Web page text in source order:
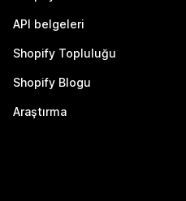
API belgeleri
Shopify Topluluğu
Shopify Blogu
Araştırma